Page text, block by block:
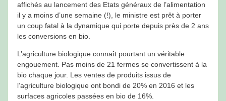
affichés au lancement des Etats généraux de l’alimentation
il y a moins d’une semaine (!), le ministre est prêt à porter
un coup fatal à la dynamique qui porte depuis près de 2 ans
les conversions en bio.
L’agriculture biologique connaît pourtant un véritable
engouement. Pas moins de 21 fermes se convertissent à la
bio chaque jour. Les ventes de produits issus de
l’agriculture biologique ont bondi de 20% en 2016 et les
surfaces agricoles passées en bio de 16%.